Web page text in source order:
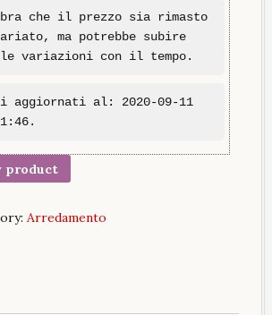
che il prezzo sia rimasto
ma potrebbe subire
variazioni con il tempo.
aggiornati al: 2020-09-11
product
Arredamento